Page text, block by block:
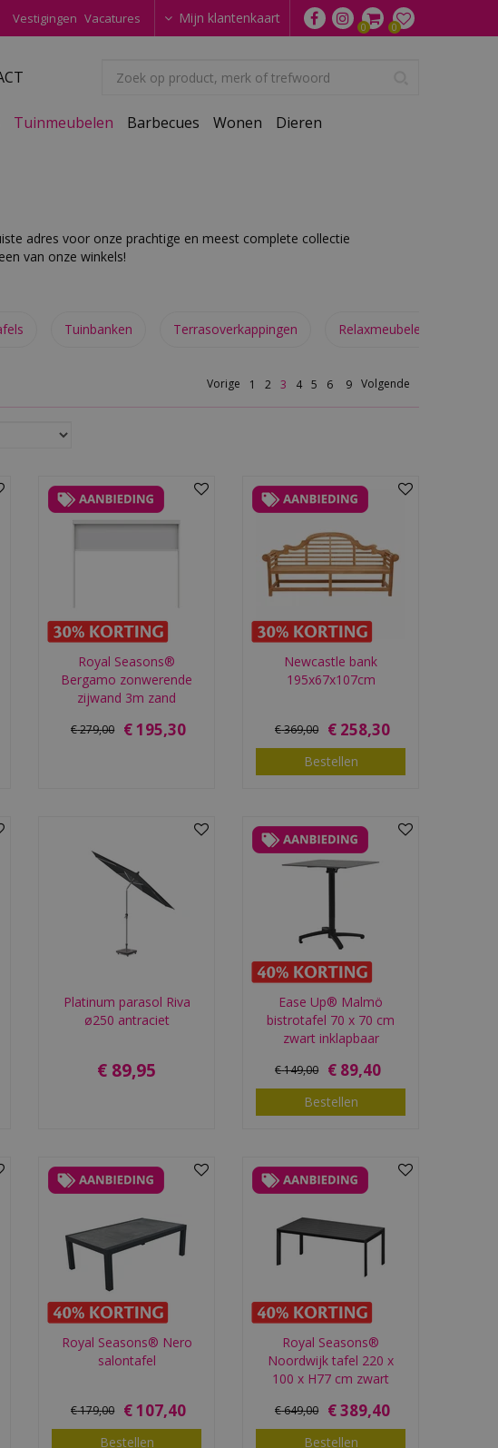
Vestigingen Vacatures Mijn klantenkaart
Tuinmeubelen Barbecues Wonen Dieren
adres voor onze prachtige en meest complete collectie
van onze winkels!
Tuinbanken Terrasoverkappingen Relaxmeubelen
Vorige 1 2 3 4 5 6 9 Volgende
Royal Seasons®
Bergamo zonwerende
zijwand 3m zand
€279,00 €195,30
Newcastle bank
195x67x107cm
€369,00 € 258,30
Bestellen
Platinum parasol Riva
ø250 antraciet
€ 89,95
Ease Up® Malmö
bistrotafel 70 x 70 cm
zwart inklapbaar
€149,00 € 89,40
Bestellen
Royal Seasons® Nero
salontafel
€179,00 €107,40
Bestellen
Royal Seasons®
Noordwijk tafel 220 x
100 x H77 cm zwart
€649,00 €389,40
Bestellen